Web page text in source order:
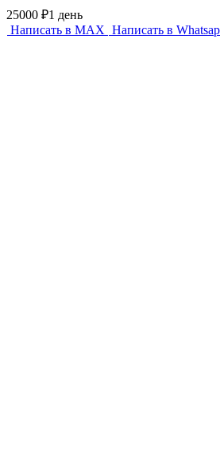
25000 ₽1 день
Написать в MAX Написать в